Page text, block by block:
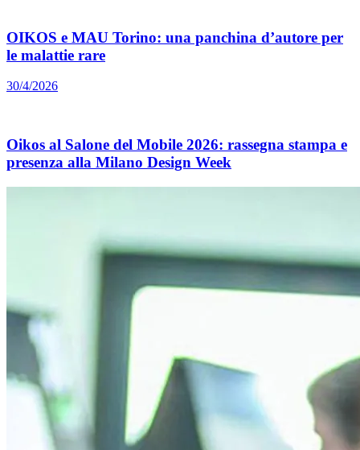
OIKOS e MAU Torino: una panchina d’autore per
le malattie rare
30/4/2026
Oikos al Salone del Mobile 2026: rassegna stampa e
presenza alla Milano Design Week